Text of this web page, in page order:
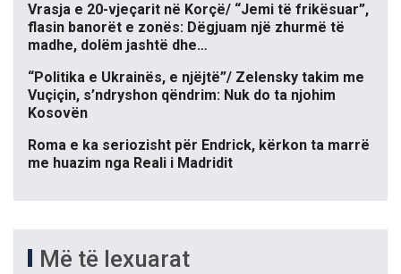
Vrasja e 20-vjeçarit në Korçë/ “Jemi të frikësuar”,
flasin banorët e zonës: Dëgjuam një zhurmë të
madhe, dolëm jashtë dhe…
“Politika e Ukrainës, e njëjtë”/ Zelensky takim me
Vuçiçin, s’ndryshon qëndrim: Nuk do ta njohim
Kosovën
Roma e ka seriozisht për Endrick, kërkon ta marrë
me huazim nga Reali i Madridit
Më të lexuarat